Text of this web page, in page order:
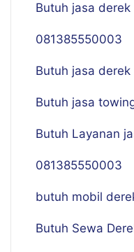
Butuh jasa
081385550003
Butuh jasa
Butuh jasa
Butuh Layanan
081385550003
butuh mobil
Butuh Sewa